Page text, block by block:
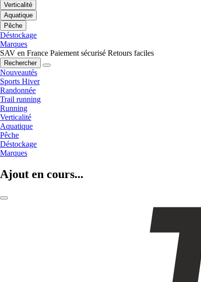
Verticalité
Aquatique
Pêche
Déstockage
Marques
SAV en France Paiement sécurisé Retours faciles
Rechercher
Nouveautés
Sports Hiver
Randonnée
Trail running
Running
Verticalité
Aquatique
Pêche
Déstockage
Marques
Ajout en cours...